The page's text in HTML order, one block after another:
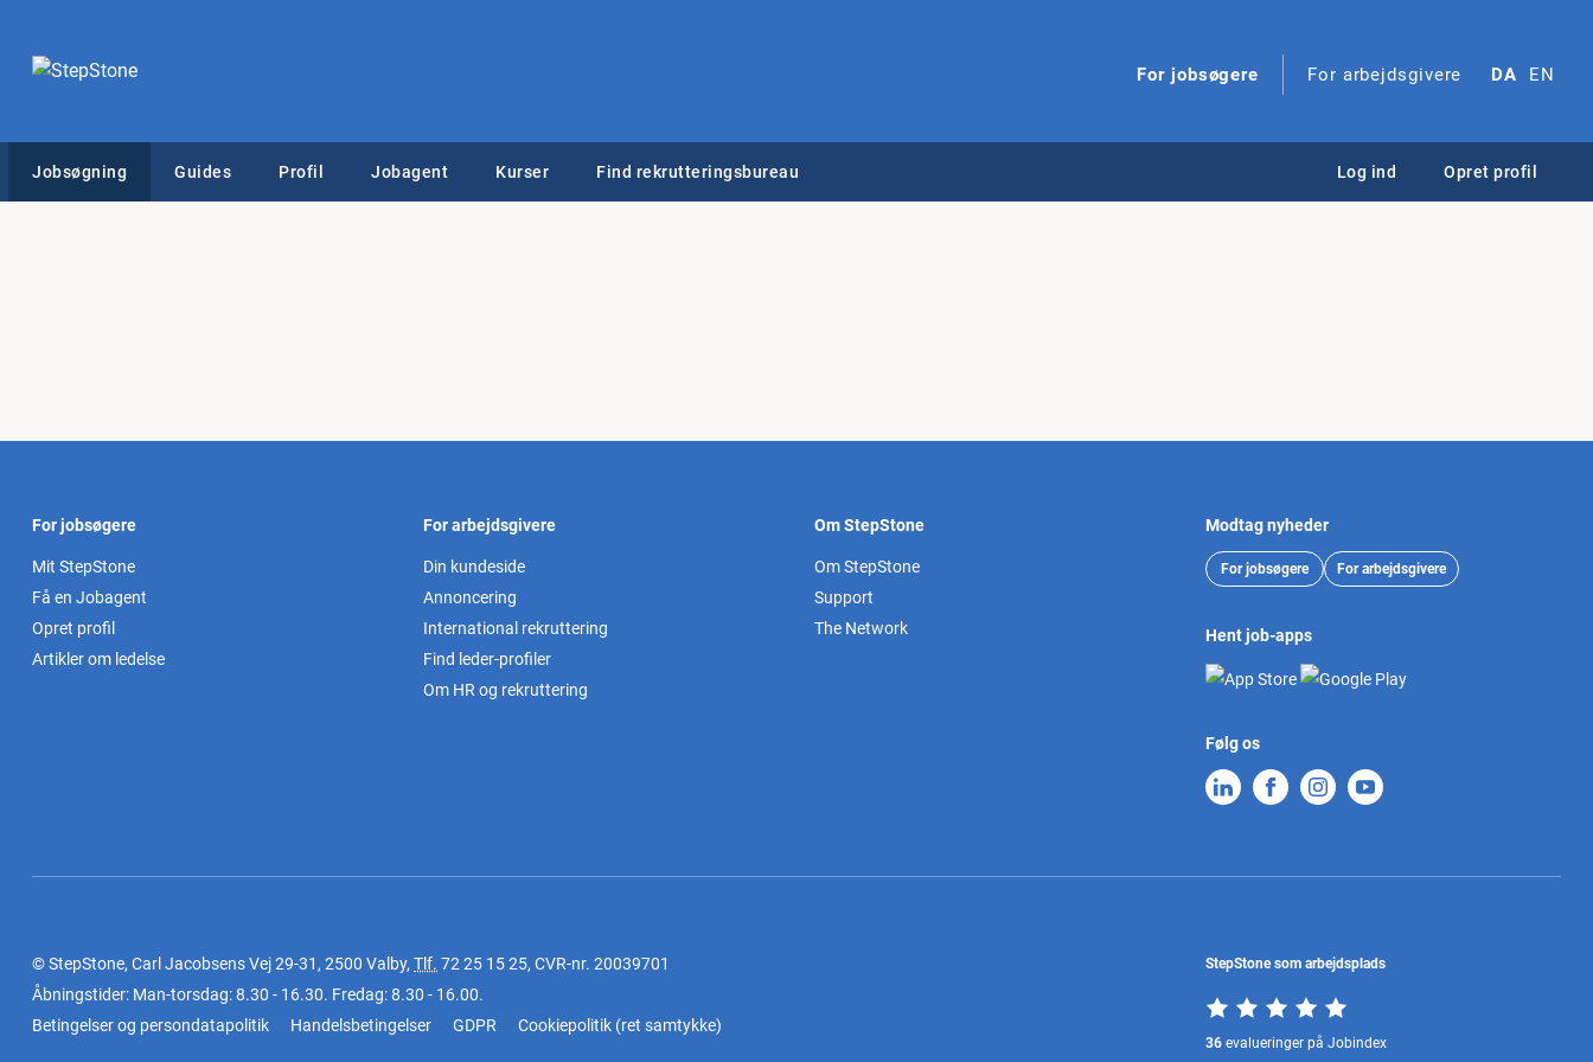
For jobsøgere For arbejdsgivere DA EN
Jobsøgning Guides Profil Jobagent Kurser Find rekrutteringsbureau Log ind Opret profil
For jobsøgere
Mit StepStone
Få en Jobagent
Opret profil
Artikler om ledelse
For arbejdsgivere
Din kundeside
Annoncering
International rekruttering
Find leder-profiler
Om HR og rekruttering
Om StepStone
Om StepStone
Support
The Network
Modtag nyheder
For jobsøgere For arbejdsgivere
Hent job-apps
Følg os
© StepStone, Carl Jacobsens Vej 29-31, 2500 Valby, Tlf. 72 25 15 25, CVR-nr. 20039701
Åbningstider: Man-torsdag: 8.30 - 16.30. Fredag: 8.30 - 16.00.
Betingelser og persondatapolitik
Handelsbetingelser GDPR Cookiepolitik (ret samtykke)
StepStone som arbejdsplads
36 evalueringer på Jobindex